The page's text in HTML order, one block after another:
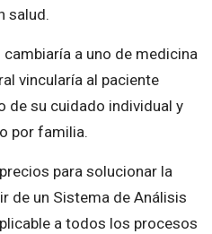
salud.
a uno de medicina
vincularía al paciente
de su cuidado individual y
por familia.
para solucionar la
de un Sistema de Análisis
a todos los procesos